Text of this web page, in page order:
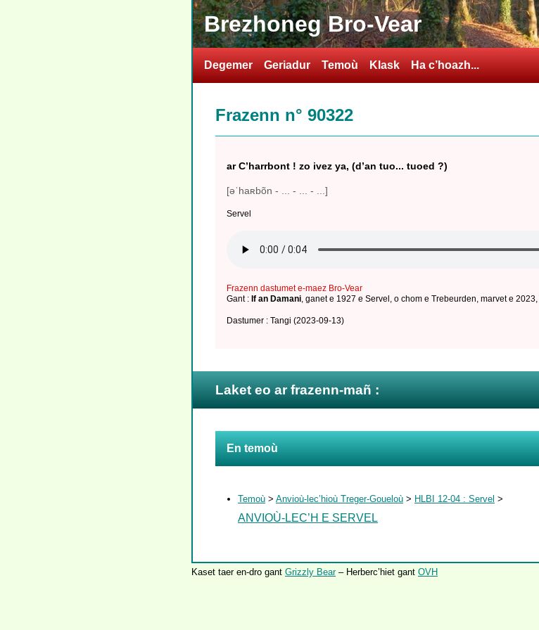
Brezhoneg Bro-Vear
Degemer Geriadur Temoù Klask Ha c’hoazh...
Frazenn n° 90322
ar C’harrbont ! zo ivez ya, (d’an tuo... tuoed ?)
[əˈhaʀbõn - ... - ... - ...]
Servel
Frazenn dastumet e-maez Bro-Vear
Gant : If an Damani ganet e 1927 e Servel o chom e Trebeurden marvet e 2023
Dastumer : Tangi (2023-09-13)
Laket eo ar frazenn-mañ :
En temoù
Temoù > Anvioù-lec’hioù Treger-Goueloù > HLBI 12-04 : Servel >
ANVIOÙ-LEC’H E SERVEL
Kaset taer en-dro gant Grizzly Bear– Herberc’hiet gant OVH